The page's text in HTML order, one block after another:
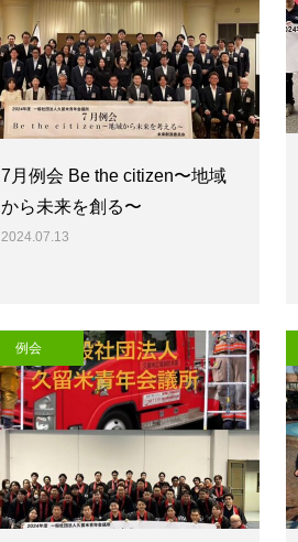
7月例会 Be the citizen〜地域
から未来を創る〜
2024.07.13
例会